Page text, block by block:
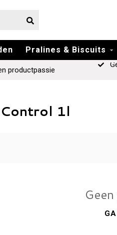
Pralines & Biscuits
productpassie
1l